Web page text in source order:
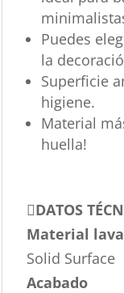
Puedes
la
Superficie
higiene.
Material
huella!
DATOS
Material
Solid Surface
Acabado